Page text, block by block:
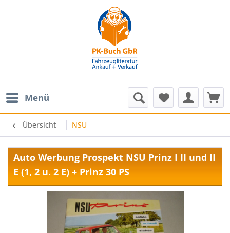
Menü
Übersicht NSU
Auto Werbung Prospekt NSU Prinz I II und II
E (1, 2 u. 2 E) + Prinz 30 PS